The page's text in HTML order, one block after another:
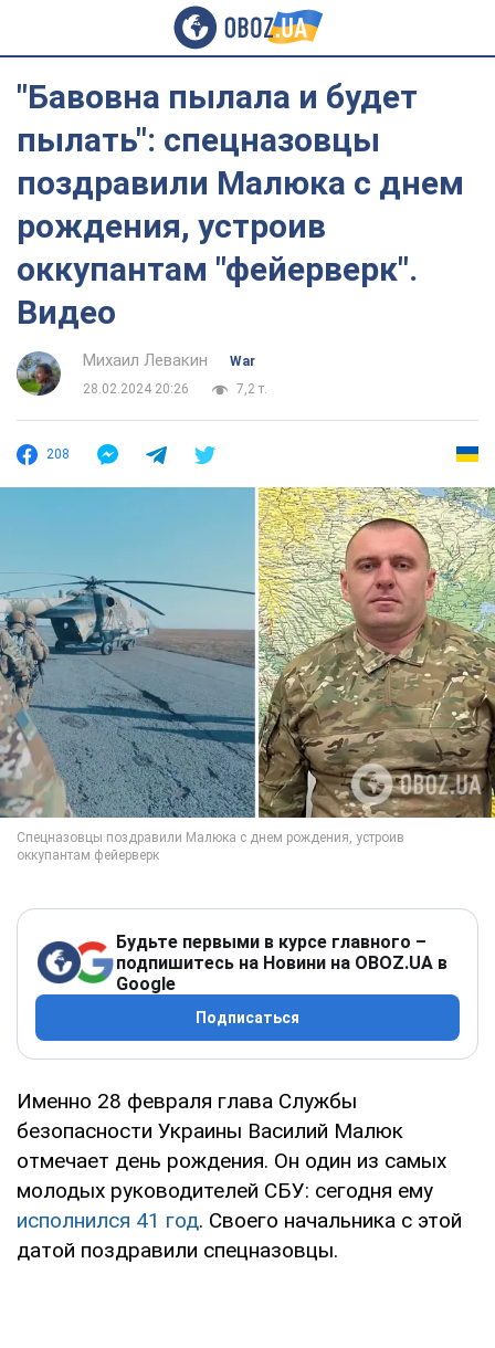
"Бавовна пылала и будет
пылать": спецназовцы
поздравили Малюка с днем
рождения, устроив
оккупантам "фейерверк".
Видео
Михаил Левакин
War
28.02.2024 20:26
7,2 т.
208
Будьте первыми в курсе главного –
подпишитесь на Новини на OBOZ.UA в
Google
Подписаться
Именно 28 февраля глава Службы
безопасности Украины Василий Малюк
отмечает день рождения. Он один из самых
молодых руководителей СБУ: сегодня ему
исполнился 41 год. Своего начальника с этой
датой поздравили спецназовцы.